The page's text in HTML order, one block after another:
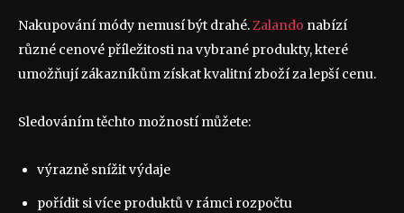
Nakupování módy nemusí být drahé.Zalando nabízí
různé cenové příležitosti na vybrané produkty, které
umožňují zákazníkům získat kvalitní zboží za lepší cenu.
Sledováním těchto možností můžete:
výrazně snížit výdaje
pořídit si více produktů v rámci rozpočtu